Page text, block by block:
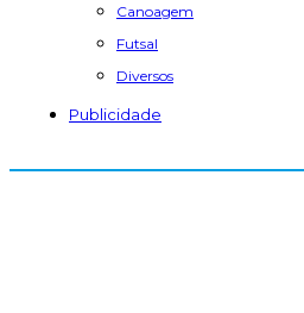
Canoagem
Futsal
Diversos
Publicidade